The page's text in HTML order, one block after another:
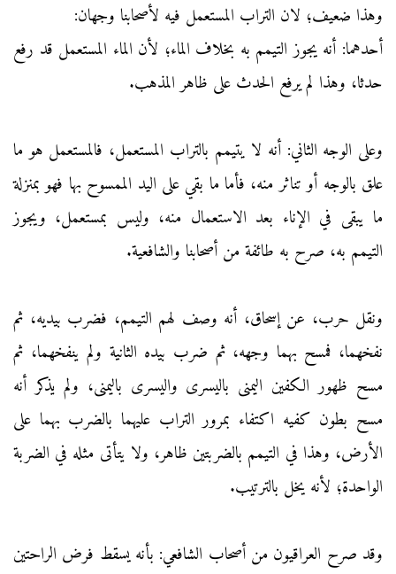
وهذا ضعيف؛ لان التراب المستعمل فيه لأصحابنا وجهان:
أحدهما: أنه يجوز التيمم به بخلاف الماء؛ لأن الماء المستعمل قد رفع
حدثا، وهذا لم يرفع الحدث على ظاهر المذهب.
وعلى الوجه الثاني: أنه لا يتيمم بالتراب المستعمل، فالمستعمل هو ما
علق بالوجه أو تناثر منه، فأما ما بقي على اليد الممسوح بها فهو بمنزلة
ما يبقى في الإناء بعد الاستعمال منه، وليس بمستعمل، ويجوز
التيمم به، صرح به طائفة من أصحابنا والشافعية.
ونقل حرب، عن إسحاق، أنه وصف لهم التيمم، فضرب بيديه، ثم
نفخهما، فمسح بهما وجهه، ثم ضرب بيده الثانية ولم ينفخهما، ثم
مسح ظهور الكفين اليمنى باليسرى واليسرى باليمنى، ولم يذكر أنه
مسح بطون كفيه اكتفاء بمرور التراب عليهما بالضرب بهما على
الأرض، وهذا في التيمم بالضربتين ظاهر، ولا يتأتى مثله في الضربة
الواحدة؛ لأنه يخل بالترتيب.
وقد صرح العراقيون من أصحاب الشافعي: بأنه يسقط فرض الراحتين